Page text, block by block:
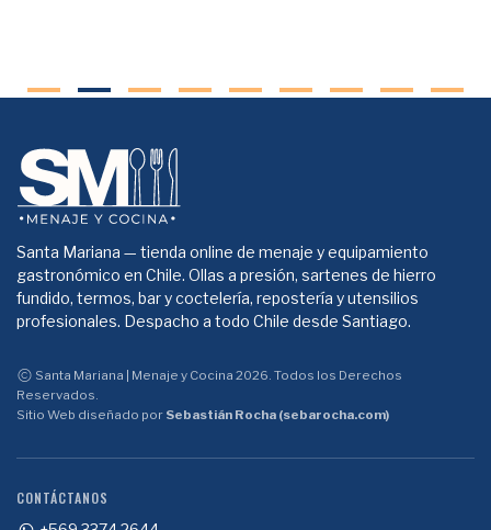
Santa Mariana — tienda online de menaje y equipamiento
gastronómico en Chile. Ollas a presión, sartenes de hierro
fundido, termos, bar y coctelería, repostería y utensilios
profesionales. Despacho a todo Chile desde Santiago.
Santa Mariana | Menaje y Cocina 2026. Todos los Derechos
Reservados.
Sitio Web diseñado por Sebastián Rocha (sebarocha.com)
CONTÁCTANOS